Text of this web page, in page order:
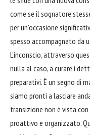
come se il sognatore
per un'occasione
spesso accompagnato da
L'inconscio, attraverso
nulla al caso, a curare i
preparativi. È un segno di
siamo pronti a lasciare
transizione non è vista
proattivo e organizzato.